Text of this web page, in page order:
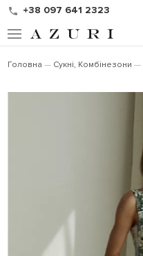
+38 097 641 2323
Головна Сукні, Комбінезони